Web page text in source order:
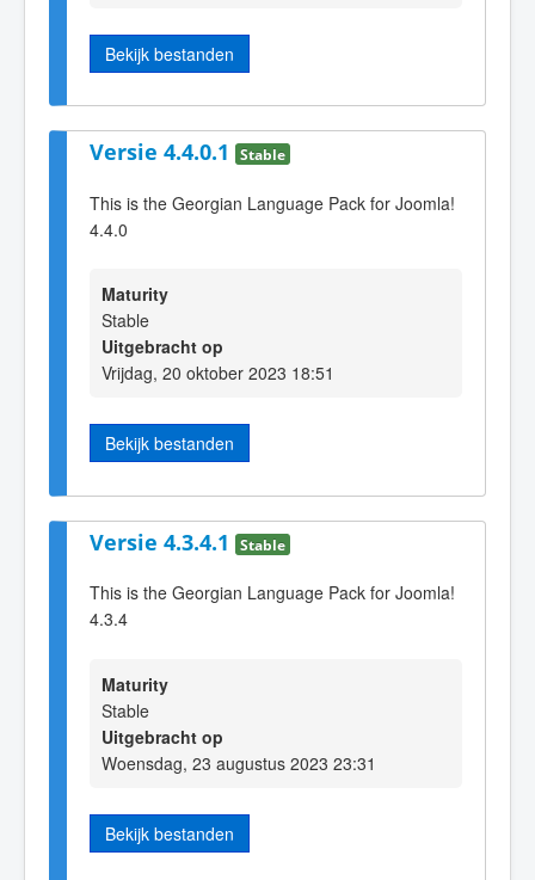
Bekijk bestanden
Versie 4.4.0.1 Stable
This is the Georgian Language Pack for Joomla!
4.4.0
Maturity
Stable
Uitgebracht op
Vrijdag, 20 oktober 2023 18:51
Bekijk bestanden
Versie 4.3.4.1 Stable
This is the Georgian Language Pack for Joomla!
4.3.4
Maturity
Stable
Uitgebracht op
Woensdag, 23 augustus 2023 23:31
Bekijk bestanden